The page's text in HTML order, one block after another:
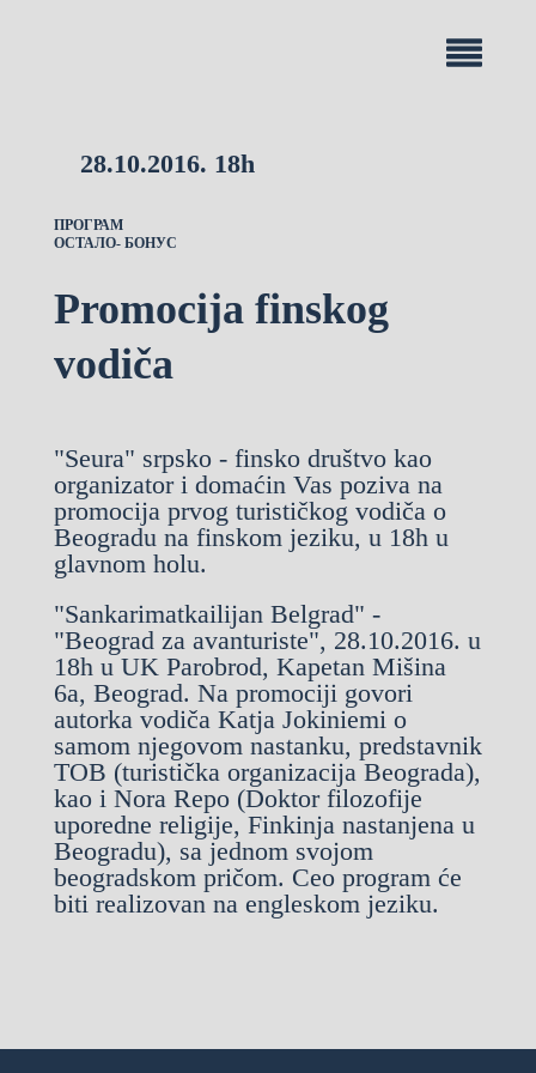
28.10.2016. 18h
ПРОГРАМ
ОСТАЛО- БОНУС
Promocija finskog
vodiča
"Seura" srpsko - finsko društvo kao
organizator i domaćin Vas poziva na
promocija prvog turističkog vodiča o
Beogradu na finskom jeziku, u 18h u
glavnom holu.
"Sankarimatkailijan Belgrad" -
"Beograd za avanturiste", 28.10.2016. u
18h u UK Parobrod, Kapetan Mišina
6a, Beograd. Na promociji govori
autorka vodiča Katja Jokiniemi o
samom njegovom nastanku, predstavnik
TOB (turistička organizacija Beograda),
kao i Nora Repo (Doktor filozofije
uporedne religije, Finkinja nastanjena u
Beogradu), sa jednom svojom
beogradskom pričom. Ceo program će
biti realizovan na engleskom jeziku.